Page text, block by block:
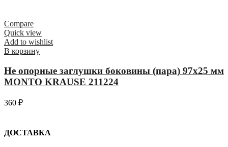
Compare
Quick view
Add to wishlist
В корзину
Не опорные заглушки боковины (пара) 97х25 мм
MONTO KRAUSE 211224
360 ₽
ДОСТАВКА